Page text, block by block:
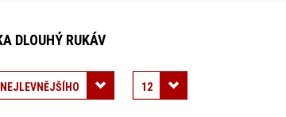
DLOUHÝ RUKÁV
12